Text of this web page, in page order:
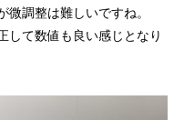
調整は難しいですね。
して数値も良い感じとなり